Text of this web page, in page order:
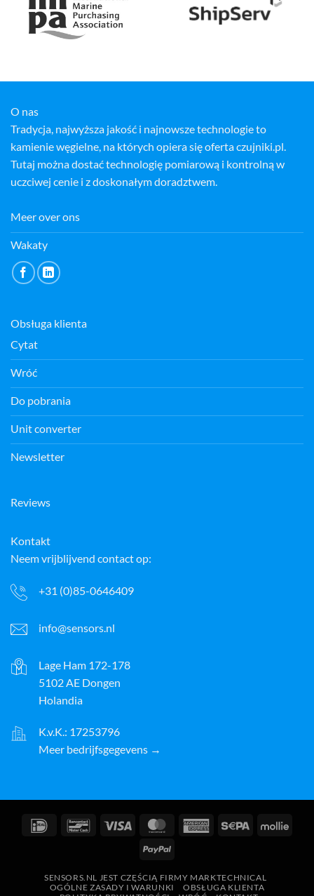
O nas
Tradycja, najwyższa jakość i najnowsze technologie to
kamienie węgielne, na których opiera się oferta czujniki.pl.
Tutaj można dostać technologię pomiarową i kontrolną w
uczciwej cenie i z doskonałym doradztwem.
Meer over ons
Wakaty
Obsługa klienta
Cytat
Wróć
Do pobrania
Unit converter
Newsletter
Reviews
Kontakt
Neem vrijblijvend contact op:
+31 (0)85-0646409
info@sensors.nl
Lage Ham 172-178
5102 AE Dongen
Holandia
K.v.K.: 17253796
Meer bedrijfsgegevens →
IDeal BancontactWiza MasterCardAmerican Sepa
PayPal
SENSORS.NL JEST CZĘŚCIĄ FIRMY MARKTECHNICAL
OGÓLNE ZASADY I WARUNKI
OBSŁUGA KLIENTA